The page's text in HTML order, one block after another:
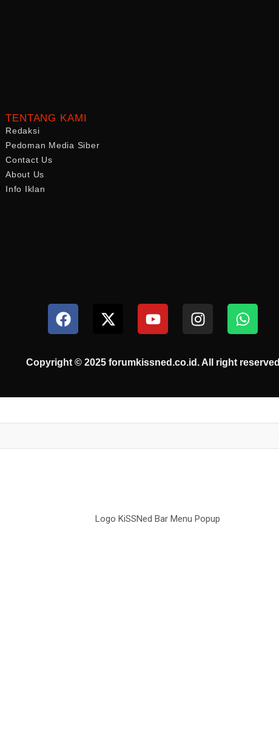
TENTANG KAMI
Redaksi
Pedoman Media Siber
Contact Us
About Us
Info Iklan
Copyright © 2025 forumkissned.co.id. All right reserved